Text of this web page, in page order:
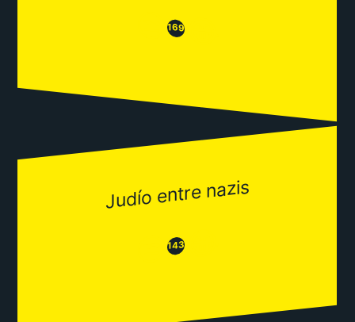
😒169😂
Judío entre nazis
😒143😂